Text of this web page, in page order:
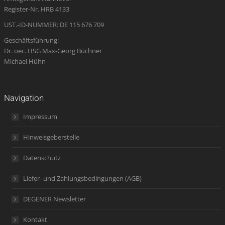
Register-Nr. HRB 4133
UST.-ID-NUMMER: DE 115 676 709
Geschäftsführung:
Dr. oec. HSG Max-Georg Büchner
Michael Hühn
Navigation
Impressum
Hinweisgeberstelle
Datenschutz
Liefer- und Zahlungsbedingungen (AGB)
DEGENER Newsletter
Kontakt